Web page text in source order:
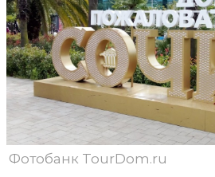
Фотобанк TourDom.ru